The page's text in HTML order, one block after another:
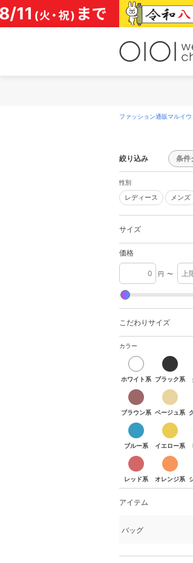
コ
ン
テ
ファッション通販マルイ
絞り込み 条件
性別
レディース
レディース メンズ
メンズ
サイズ
価格
円 〜
こだわりサイズ
カラー
ホワイト系
ホワイト系
ブラック系
ブラック系
ブラウン系
ブラウン系
ベージュ系
ベージュ系
ブルー系
ブルー系
イエロー系
イエロー系
レッド系
レッド系
オレンジ系
オレンジ系
アイテム
バッグ